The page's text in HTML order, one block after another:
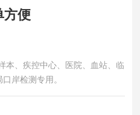
方便
本、疾控中心、医院、血站、临
岸检测专用。